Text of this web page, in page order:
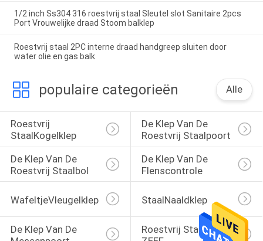
1/2 inch Ss304 316 roestvrij staal Sleutel slot Sanitaire 2pcs
Port Vrouwelijke draad Stoom balklep
Roestvrij staal 2PC interne draad handgreep sluiten door
water olie en gas balk
populaire categorieën Alle
Roestvrij
StaalKogelklep
De Klep Van De
Roestvrij Staalpoort
De Klep Van De
Roestvrij Staalbol
De Klep Van De
Flenscontrole
WafeltjeVleugelklep StaalNaaldklep
De Klep Van De
Roestvrij Staaly